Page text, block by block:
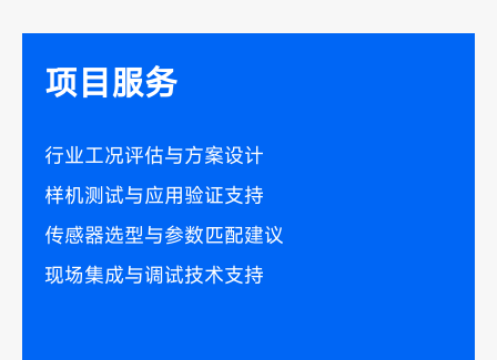
项目服务
行业工况评估与方案设计
样机测试与应用验证支持
传感器选型与参数匹配建议
现场集成与调试技术支持